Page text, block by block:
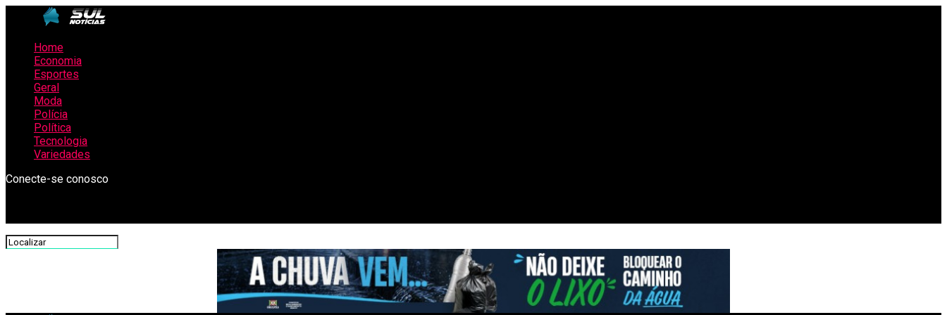
Home
Economia
Esportes
Geral
Moda
Polícia
Política
Tecnologia
Variedades
Conecte-se conosco